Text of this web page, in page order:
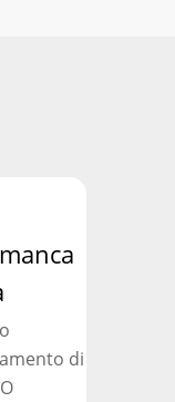
di